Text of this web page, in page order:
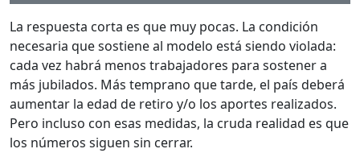
La respuesta corta es que muy pocas. La condición
necesaria que sostiene al modelo está siendo violada:
cada vez habrá menos trabajadores para sostener a
más jubilados. Más temprano que tarde, el país deberá
aumentar la edad de retiro y/o los aportes realizados.
Pero incluso con esas medidas, la cruda realidad es que
los números siguen sin cerrar.